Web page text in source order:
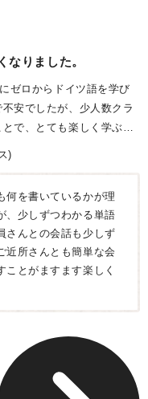
なりました
ゼロからドイツ語を学び
安でしたが、少人数クラ
で、とても楽しく学ぶこ
)
何を書いているかが理
、少しずつわかる単語
さんとの会話も少しず
近所さんとも簡単な会
とがますます楽しく